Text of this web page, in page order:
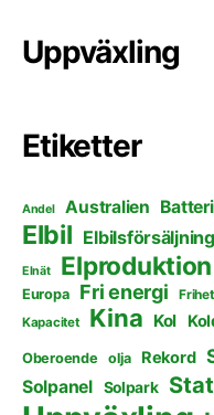
Uppväxling
Etiketter
Andel Australien
Elbil Elbilsförsäljning
Elnät Elproduktion
Europa Fri energi Frihet
Kapacitet Kina Kol
Oberoende olja Rekord
Solpanel Solpark